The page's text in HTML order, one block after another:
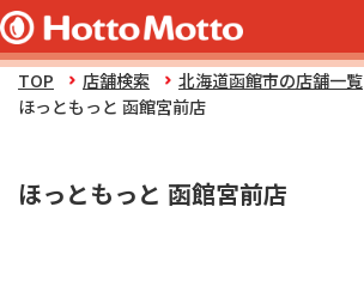
TOP 店舗検索
北海道函館市の店舗一覧
ほっともっと 函館宮前店
ほっともっと 函館宮前店